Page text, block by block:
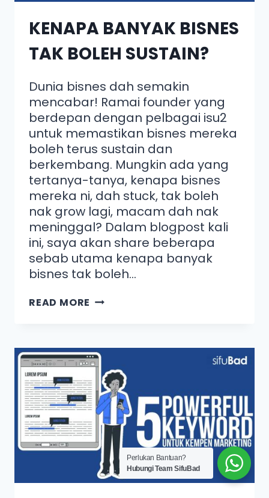
KENAPA BANYAK BISNES
TAK BOLEH SUSTAIN?
Dunia bisnes dah semakin
mencabar! Ramai founder yang
berdepan dengan pelbagai isu2
untuk memastikan bisnes mereka
boleh terus sustain dan
berkembang. Mungkin ada yang
tertanya-tanya, kenapa bisnes
mereka ni, dah stuck, tak boleh
nak grow lagi, macam dah nak
meninggal? Dalam blogpost kali
ini, saya akan share beberapa
sebab utama kenapa banyak
bisnes tak boleh…
READ MORE
Perlukan Bantuan?
Hubungi Team SifuBad